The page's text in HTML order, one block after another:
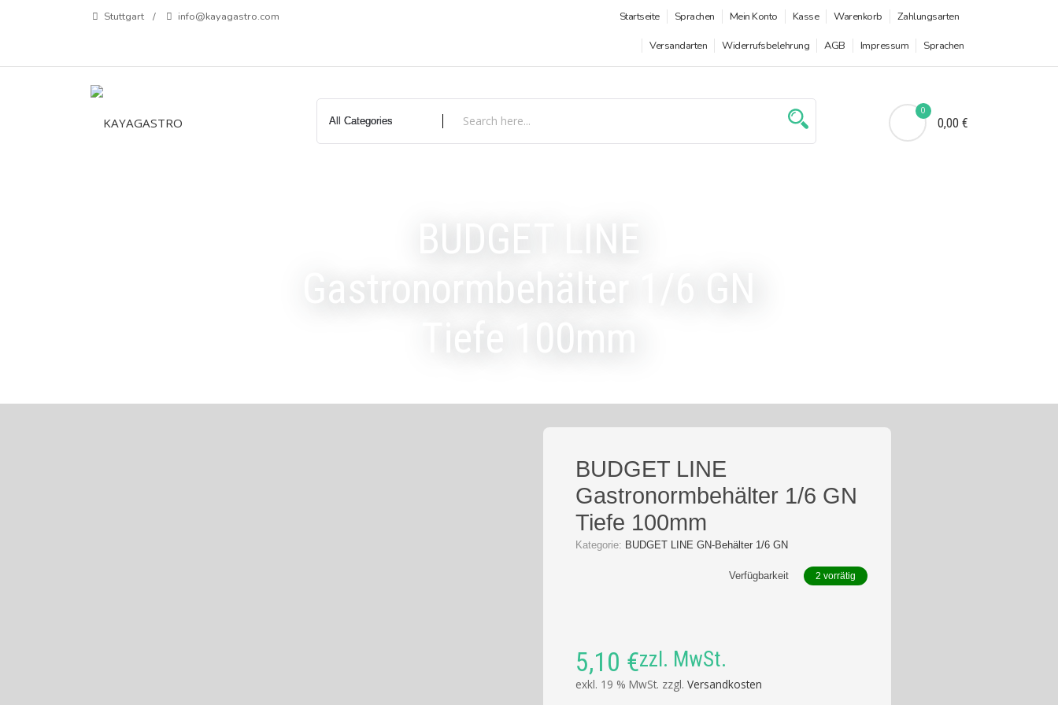
Stuttgart info@kayagastro.com Startseite Sprachen Mein Konto Kasse Warenkorb Zahlungsarten
Versandarten Widerrufsbelehrung AGB Impressum Sprachen
0
0,00 €
BUDGET LINE
Gastronormbehälter 1/6 GN
Tiefe 100mm
BUDGET LINE
Gastronormbehälter 1/6 GN
Tiefe 100mm
Kategorie: BUDGET LINE GN-Behälter 1/6 GN
Verfügbarkeit 2 vorrätig
5,10 €zzl. MwSt.
exkl. 19 % MwSt. zzgl.Versandkosten